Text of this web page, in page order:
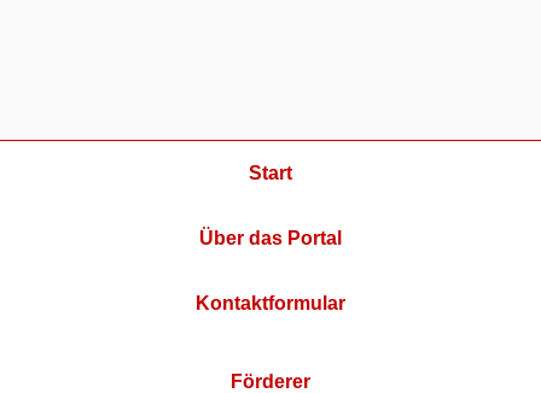
Start
Über das Portal
Kontaktformular
Förderer